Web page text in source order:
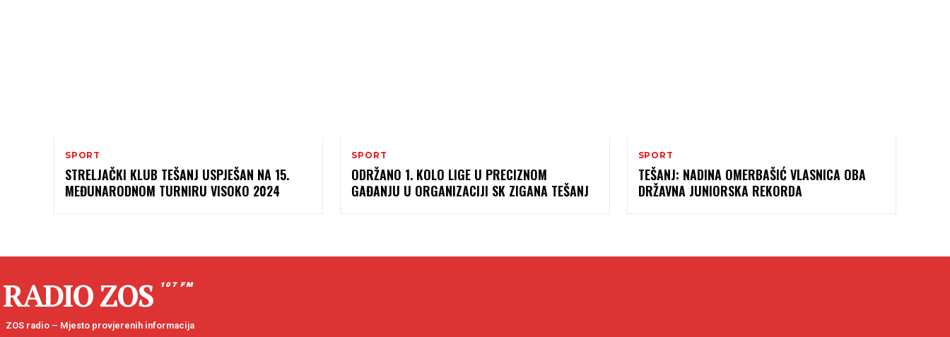
SPORT
STRELJAČKI KLUB TEŠANJ USPJEŠAN NA 15.
MEĐUNARODNOM TURNIRU VISOKO 2024
SPORT
ODRŽANO 1. KOLO LIGE U PRECIZNOM
GAĐANJU U ORGANIZACIJI SK ZIGANA TEŠANJ
SPORT
TEŠANJ: NADINA OMERBAŠIĆ VLASNICA OBA
DRŽAVNA JUNIORSKA REKORDA
RADIO ZOS 107 FM
ZOS radio – Mjesto provjerenih informacija